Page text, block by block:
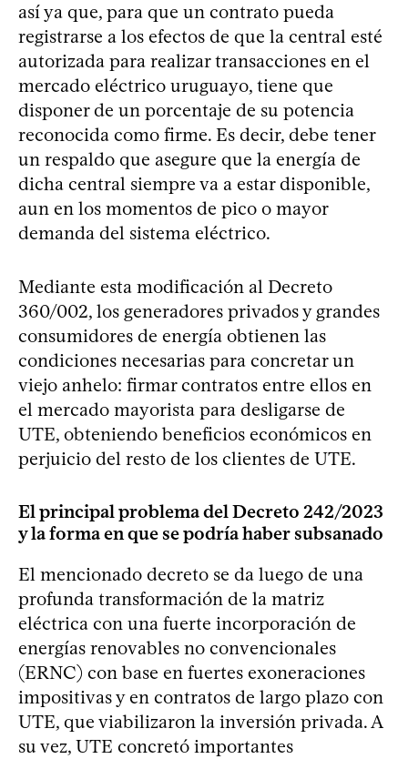
así ya que, para que un contrato pueda
registrarse a los efectos de que la central esté
autorizada para realizar transacciones en el
mercado eléctrico uruguayo, tiene que
disponer de un porcentaje de su potencia
reconocida como firme. Es decir, debe tener
un respaldo que asegure que la energía de
dicha central siempre va a estar disponible,
aun en los momentos de pico o mayor
demanda del sistema eléctrico.
Mediante esta modificación al Decreto
360/002, los generadores privados y grandes
consumidores de energía obtienen las
condiciones necesarias para concretar un
viejo anhelo: firmar contratos entre ellos en
el mercado mayorista para desligarse de
UTE, obteniendo beneficios económicos en
perjuicio del resto de los clientes de UTE.
El principal problema del Decreto 242/2023
y la forma en que se podría haber subsanado
El mencionado decreto se da luego de una
profunda transformación de la matriz
eléctrica con una fuerte incorporación de
energías renovables no convencionales
(ERNC) con base en fuertes exoneraciones
impositivas y en contratos de largo plazo con
UTE, que viabilizaron la inversión privada. A
su vez, UTE concretó importantes